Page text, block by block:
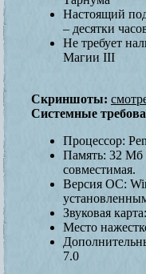
Настоящий
– десятки
Не требует
Магии III
Скриншоты:
Системные
Процессор:
Память: 32 Мб
совместимая.
Версия ОС:
Звуковая
Место
7.0